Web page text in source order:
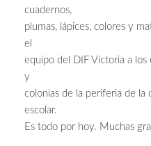
cuadernos,
plumas, lápices, colores y
el
equipo del DIF Victoria a los
y
colonias de la periferia de la
escolar.
Es todo por hoy. Muchas